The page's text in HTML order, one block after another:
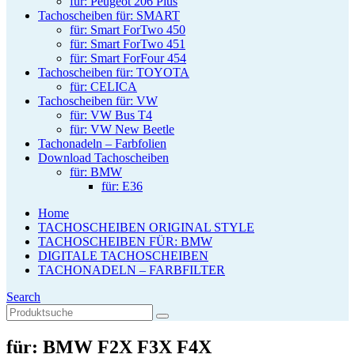
Tachoscheiben für: SMART
für: Smart ForTwo 450
für: Smart ForTwo 451
für: Smart ForFour 454
Tachoscheiben für: TOYOTA
für: CELICA
Tachoscheiben für: VW
für: VW Bus T4
für: VW New Beetle
Tachonadeln – Farbfolien
Download Tachoscheiben
für: BMW
für: E36
Home
TACHOSCHEIBEN ORIGINAL STYLE
TACHOSCHEIBEN FÜR: BMW
DIGITALE TACHOSCHEIBEN
TACHONADELN – FARBFILTER
Search
für: BMW F2X F3X F4X